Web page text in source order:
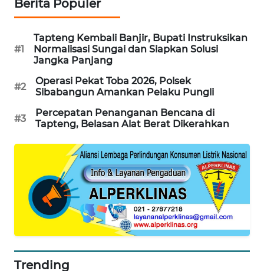
Berita Populer
#1
Tapteng Kembali Banjir, Bupati Instruksikan
Normalisasi Sungai dan Siapkan Solusi
Jangka Panjang
#2
Operasi Pekat Toba 2026, Polsek
Sibabangun Amankan Pelaku Pungli
#3
Percepatan Penanganan Bencana di
Tapteng, Belasan Alat Berat Dikerahkan
Trending
NEWS
MARITIM
HUMBANG
NEWS
GARONGGANG
FISUELRI
ID
NEWS